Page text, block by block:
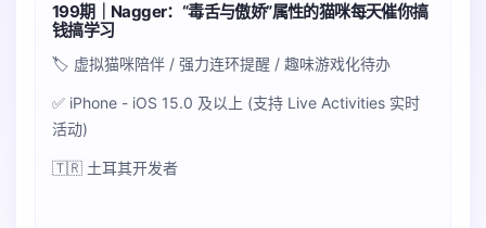
199期｜Nagger：“毒舌与傲娇”属性的猫咪每天催你搞
钱搞学习
🏷️ 虚拟猫咪陪伴 / 强力连环提醒 / 趣味游戏化待办
✅ iPhone - iOS 15.0 及以上 (支持 Live Activities 实时
活动)
🇹🇷 土耳其开发者